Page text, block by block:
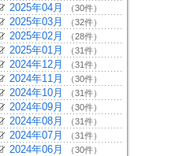
2025年04月 （30件）
2025年03月 （32件）
2025年02月 （28件）
2025年01月 （31件）
2024年12月 （31件）
2024年11月 （30件）
2024年10月 （31件）
2024年09月 （30件）
2024年08月 （31件）
2024年07月 （31件）
2024年06月 （30件）